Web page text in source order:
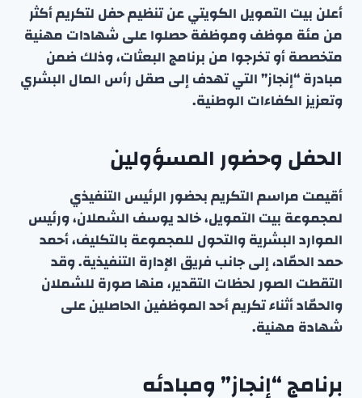
أعلن بيت التمويل الكويتي عن تنظيم حفل لتكريم أكثر
من مئة موظف وموظفة حصلوا على شهادات مهنية
متخصصة أو تخرجوا من برنامج البعثات، وذلك ضمن
مبادرة “إنجاز” التي تهدف إلى صقل رأس المال البشري
وتعزيز الكفاءات الوطنية.
الحفل وحضور المسؤولين
أقيمت مراسم التكريم بحضور الرئيس التنفيذي
لمجموعة بيت التمويل، خالد يوسف الشملان، ورئيس
الموارد البشرية والتحول للمجموعة بالتكليف، أحمد
حمد الحمّاد، إلى جانب فريق الإدارة التنفيذية. وقد
التقطت الصور لحظات التقدير، منها صورة للشملان
والحمّاد أثناء تكريم أحد الموظفين الحاصلين على
شهادة مهنية.
برنامج “إنجاز” ومبادئه